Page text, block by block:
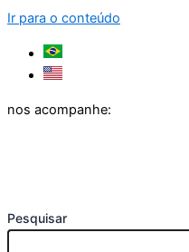
Ir para o conteúdo
nos acompanhe:
Pesquisar